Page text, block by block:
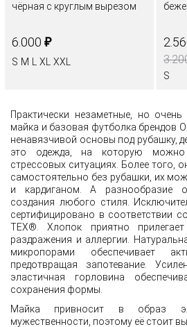
чёрная с круглым вырезом
6.000 ₽
S M XL XXL
S
Практически незаметные, но
майка и базовая футболка брендов
ненавязчивой основы под рубашку,
это одежда, на которую
стрессовых ситуациях. Более того,
самостоятельно без рубашки, их
и кардиганом. А разнообразие
создания любого стиля.
сертифицировано в соответствии
TEX®. Хлопок приятно
раздражения и аллергии.
микропорами обеспечивает
предотвращая запотевание.
эластичная горловина
сохранения формы.
Майка привносит в образ
мужественности, поэтому её стоит